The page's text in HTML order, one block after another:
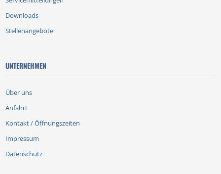
Downloads
Stellenangebote
UNTERNEHMEN
Über uns
Anfahrt
Kontakt / Öffnungszeiten
Impressum
Datenschutz